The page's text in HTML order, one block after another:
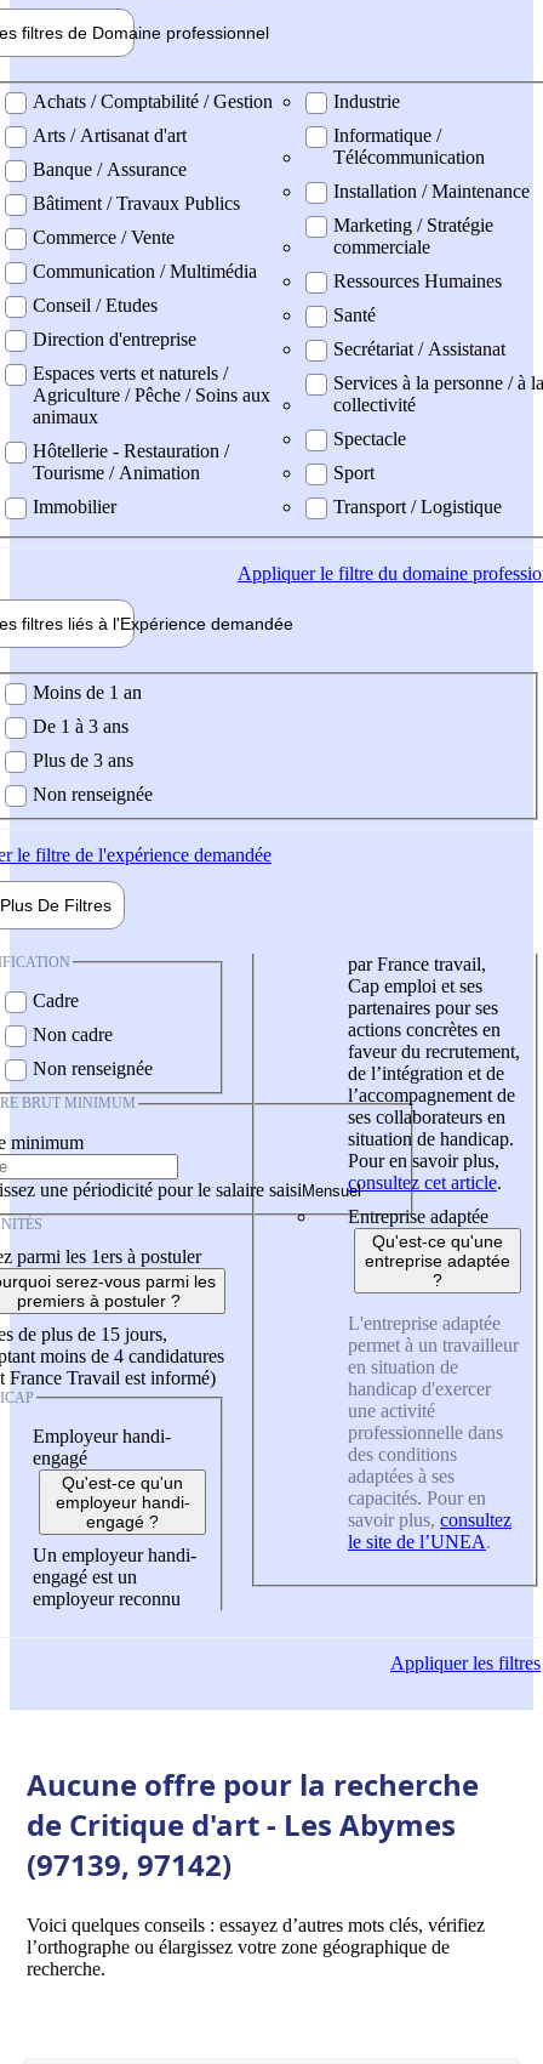
filtres de Domaine professionnel
professionel
Achats / Comptabilité / Gestion
Arts / Artisanat d'art
Banque / Assurance
Bâtiment / Travaux Publics
Commerce / Vente
Communication / Multimédia
Conseil / Etudes
Direction d'entreprise
Espaces verts et naturels /
Agriculture / Pêche / Soins aux
animaux
Hôtellerie - Restauration /
Tourisme / Animation
Immobilier
Industrie
Informatique /
Télécommunication
Installation / Maintenance
Marketing / Stratégie
commerciale
Ressources Humaines
Santé
Secrétariat / Assistanat
Services à la personne / à la
collectivité
Spectacle
Sport
Transport / Logistique
Appliquerle filtre du domaine
filtres liés à l'Expérience demandée
demandée
Moins de 1 an
De 1 à 3 ans
Plus de 3 ans
Non renseignée
le filtre de l'expérience demandée
Plus De Filtres
Cadre
Non cadre
Non renseignée
BRUT MINIMUM
minimum
une périodicité pour le salaire saisi
parmi les 1ers à postuler
serez-vous parmi les
premiers à postuler ?
de plus de 15 jours,
moins de 4 candidatures
France Travail est informé)
Employeur handi-
engagé
Qu'est-ce qu'un
employeur handi-
engagé ?
Un employeur handi-
engagé est un
employeur reconnu
par France travail,
Cap emploi et ses
partenaires pour ses
actions concrètes en
faveur du recrutement,
de l’intégration et de
l’accompagnement de
ses collaborateurs en
situation de handicap.
Pour en savoir plus,
consultez cet article.
Entreprise adaptée
Qu'est-ce qu'une
entreprise adaptée
?
L'entreprise adaptée
permet à un travailleur
en situation de
handicap d'exercer
une activité
professionnelle dans
des conditions
adaptées à ses
capacités. Pour en
savoir plus, consultez
le site de l’UNEA.
Appliquerles filtres
Aucune offre pour la recherche
de Critique d'art - Les Abymes
(97139, 97142)
Voici quelques conseils : essayez d’autres mots clés, vérifiez
l’orthographe ou élargissez votre zone géographique de
recherche.